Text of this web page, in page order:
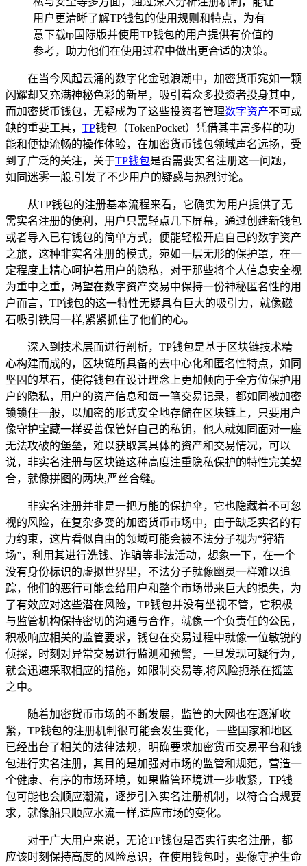
用户更清晰了解TP钱包的使用规则和特点，为有
意下载tp国际版并使用TP钱包的用户提供有价值的
参考，助力他们在使用过程中做出更合适的决策。
在当今风起云涌的数字化金融浪潮中，加密货币宛如一颗
闪耀却又充满神秘色彩的新星，吸引着众多投资者投身其中，
而加密货币钱包，无疑成为了这些投资者管理数字资产不可或
缺的重要工具， TP钱包（TokenPocket）凭借其丰富多样的功
能和便捷流畅的操作体验，在加密货币钱包领域声名远扬，受
到了广泛的关注，关于TP钱包是否需要实名注册这一问题，
如同迷雾一般,引发了不少用户的疑惑与热烈讨论。
从TP钱包的注册基本流程来看，它确实为用户提供了无
需实名注册的便利，用户只需轻点几下屏幕，通过创建新钱包
或者导入已有钱包的简单方式，便能轻松开启自己的数字资产
之旅，这种非实名注册的模式，宛如一层无形的保护罩，在一
定程度上精心呵护着用户的隐私，对于那些将个人信息安全视
为重中之重，渴望在数字资产交易中保持一份神秘匿名性的用
户而言，TP钱包的这一特性无疑具有巨大的吸引力，就像磁
石吸引铁屑一样,紧紧抓住了他们的心。
深入到技术层面进行剖析，TP钱包是基于区块链技术精
心构建而成的，区块链所具备的去中心化和匿名性特点，如同
坚固的基石，使得钱包在设计理念上更加倾向于全方位保护用
户的隐私，用户的资产信息和每一笔交易记录，都如同被加密
锁锁住一般，以加密的形式安全地存储在区块链上，只要用户
像守护宝藏一样妥善保管好自己的私钥，他人就如同面对一座
无法攻破的堡垒，难以获取其具体的资产和交易情况，可以
说，非实名注册与区块链这种高度注重隐私保护的特性完美契
合，就像拼图的两块,严丝合缝。
非实名注册并非是一把万能的保护伞，它也隐藏着不可忽
视的风险，在复杂多变的加密货币市场中，由于缺乏实名的有
力约束，这片看似自由的领域可能会被不法分子视为“狩猎
场”，利用其进行洗钱、诈骗等非法活动，想象一下，在一个
没有身份标识的虚拟世界里，不法分子就像幽灵一样难以追
踪，他们的恶行可能会给用户和整个市场带来巨大的损失，为
了有效应对这些潜在风险，TP钱包并没有坐视不管，它积极
与监管机构保持密切的沟通与合作，就像一个负责任的公民，
积极响应相关的监管要求，钱包在交易过程中就像一位敏锐的
侦探，时刻对异常交易进行监测和预警，一旦发现可疑行为，
就会迅速采取相应的措施，如限制交易等,将风险扼杀在摇篮
之中。
随着加密货币市场的不断发展，监管的大网也在逐渐收
紧，TP钱包的注册机制很可能会发生变化，一些国家和地区
已经出台了相关的法律法规，明确要求加密货币交易平台和钱
包进行实名注册，其目的是加强对市场的监管和规范，营造一
个健康、有序的市场环境，如果监管环境进一步收紧，TP钱
包可能也会顺应潮流，逐步引入实名注册机制，以符合合规要
求，就像船只顺应水流一样,适应市场的变化。
对于广大用户来说，无论TP钱包是否实行实名注册，都
应该时刻保持高度的风险意识，在使用钱包时，要像守护生命